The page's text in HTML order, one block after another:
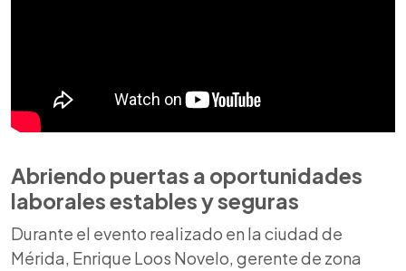
Abriendo puertas a oportunidades
laboralesestables y seguras
Durante el evento realizado en la ciudad de
Mérida, Enrique Loos Novelo, gerente de zona